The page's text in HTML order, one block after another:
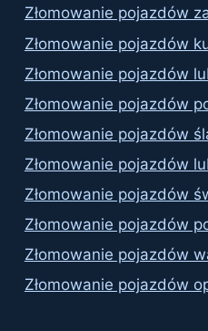
Złomowanie pojazdów
Złomowanie pojazdów
Złomowanie pojazdów
Złomowanie pojazdów
Złomowanie pojazdów
Złomowanie pojazdów
Złomowanie pojazdów
Złomowanie pojazdów
Złomowanie pojazdów
Złomowanie pojazdów